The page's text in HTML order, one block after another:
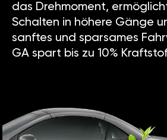
das Drehmoment,
Schalten in höhere Gänge
sanftes und sparsames
GA spart bis zu 10%